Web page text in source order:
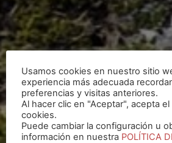
Usamos cookies en nuestro sitio
experiencia más adecuada
preferencias y visitas anteriores.
Al hacer clic en "Aceptar", acepta el
cookies.
Puede cambiar la configuración u
información en nuestra POLÍTICA